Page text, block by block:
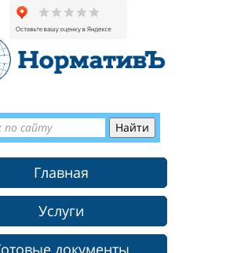
Главная
Услуги
документы